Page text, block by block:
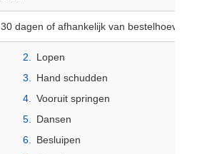
30 dagen of afhankelijk van
Lopen
Hand schudden
Vooruit springen
Dansen
Besluipen